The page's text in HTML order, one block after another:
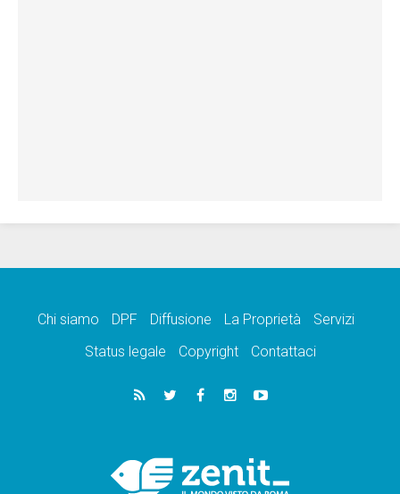
Chi siamo DPF Diffusione La Proprietà
Servizi
Status legale
Copyright Contattaci